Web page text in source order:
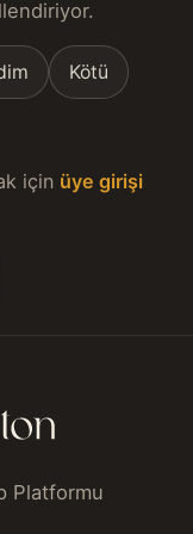
Kötü
için üye girişi
Platformu